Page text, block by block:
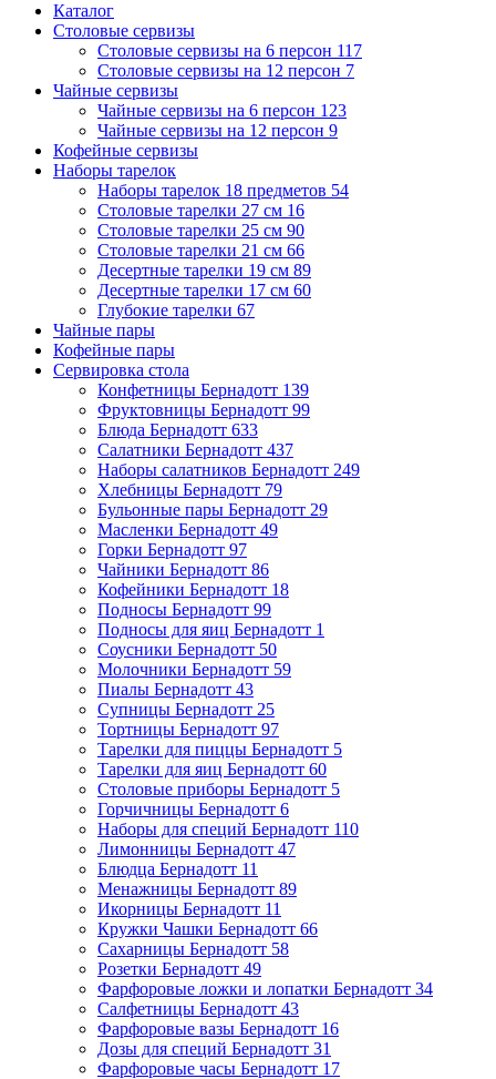
Каталог
Столовые сервизы
Столовые сервизы на 6 персон 117
Столовые сервизы на 12 персон 7
Чайные сервизы
Чайные сервизы на 6 персон 123
Чайные сервизы на 12 персон 9
Кофейные сервизы
Наборы тарелок
Наборы тарелок 18 предметов 54
Столовые тарелки 27 см 16
Столовые тарелки 25 см 90
Столовые тарелки 21 см 66
Десертные тарелки 19 см 89
Десертные тарелки 17 см 60
Глубокие тарелки 67
Чайные пары
Кофейные пары
Сервировка стола
Конфетницы Бернадотт 139
Фруктовницы Бернадотт 99
Блюда Бернадотт 633
Салатники Бернадотт 437
Наборы салатников Бернадотт 249
Хлебницы Бернадотт 79
Бульонные пары Бернадотт 29
Масленки Бернадотт 49
Горки Бернадотт 97
Чайники Бернадотт 86
Кофейники Бернадотт 18
Подносы Бернадотт 99
Подносы для яиц Бернадотт 1
Соусники Бернадотт 50
Молочники Бернадотт 59
Пиалы Бернадотт 43
Супницы Бернадотт 25
Тортницы Бернадотт 97
Тарелки для пиццы Бернадотт 5
Тарелки для яиц Бернадотт 60
Столовые приборы Бернадотт 5
Горчичницы Бернадотт 6
Наборы для специй Бернадотт 110
Лимонницы Бернадотт 47
Блюдца Бернадотт 11
Менажницы Бернадотт 89
Икорницы Бернадотт 11
Кружки Чашки Бернадотт 66
Сахарницы Бернадотт 58
Розетки Бернадотт 49
Фарфоровые ложки и лопатки Бернадотт 34
Салфетницы Бернадотт 43
Фарфоровые вазы Бернадотт 16
Дозы для специй Бернадотт 31
Фарфоровые часы Бернадотт 17